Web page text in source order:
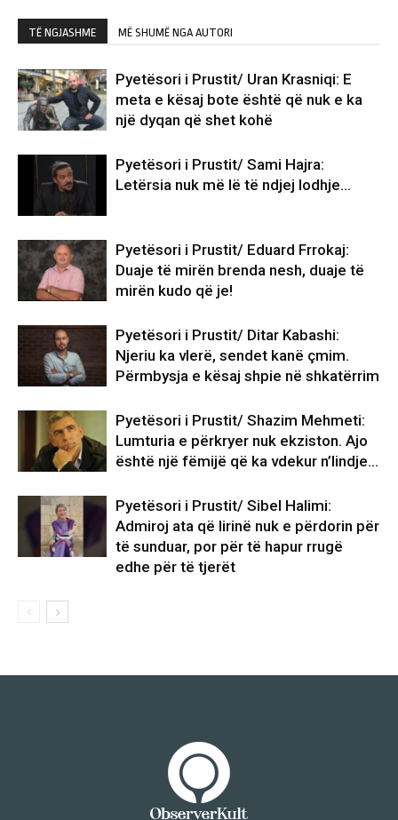
TË NGJASHME MË SHUMË NGA AUTORI
Pyetësori i Prustit/ Uran Krasniqi: E
meta e kësaj bote është që nuk e ka
një dyqan që shet kohë
Pyetësori i Prustit/ Sami Hajra:
Letërsia nuk më lë të ndjej lodhje…
Pyetësori i Prustit/ Eduard Frrokaj:
Duaje të mirën brenda nesh, duaje të
mirën kudo që je!
Pyetësori i Prustit/ Ditar Kabashi:
Njeriu ka vlerë, sendet kanë çmim.
Përmbysja e kësaj shpie në shkatërrim
Pyetësori i Prustit/ Shazim Mehmeti:
Lumturia e përkryer nuk ekziston. Ajo
është një fëmijë që ka vdekur n’lindje…
Pyetësori i Prustit/ Sibel Halimi:
Admiroj ata që lirinë nuk e përdorin për
të sunduar, por për të hapur rrugë
edhe për të tjerët